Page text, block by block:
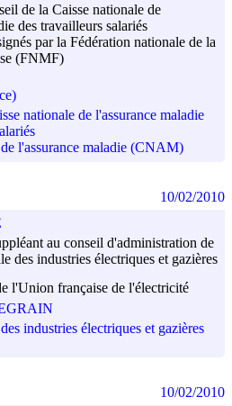
de la Caisse nationale de
des travailleurs salariés
par la Fédération nationale de la
(FNMF)
nationale de l'assurance maladie
l'assurance maladie (CNAM)
au conseil d'administration de
des industries électriques et gazières
l'Union française de l'électricité
industries électriques et gazières
10/02/2010
10/02/2010